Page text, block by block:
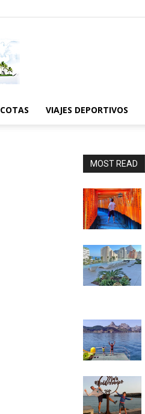
VIAJES DEPORTIVOS
MOST READ